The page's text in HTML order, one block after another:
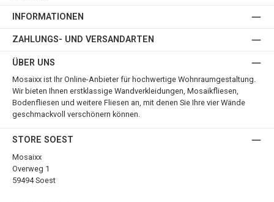
INFORMATIONEN
ZAHLUNGS- UND VERSANDARTEN
ÜBER UNS
Mosaixx ist Ihr Online-Anbieter für hochwertige Wohnraumgestaltung.
Wir bieten Ihnen erstklassige Wandverkleidungen, Mosaikfliesen,
Bodenfliesen und weitere Fliesen an, mit denen Sie Ihre vier Wände
geschmackvoll verschönern können.
STORE SOEST
Mosaixx
Overweg 1
59494 Soest